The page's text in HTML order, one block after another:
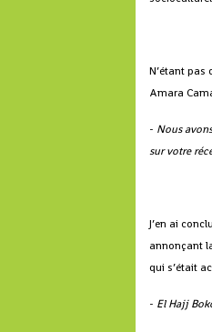
N’étant pas
Amara
- Nous
sur votre
J’en ai
annonçant
qui s’était
- El Hajj